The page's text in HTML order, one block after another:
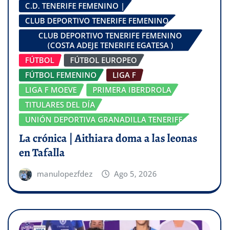
C.D. TENERIFE FEMENINO |
CLUB DEPORTIVO TENERIFE FEMENINO
CLUB DEPORTIVO TENERIFE FEMENINO
(COSTA ADEJE TENERIFE EGATESA )
FÚTBOL
FÚTBOL EUROPEO
FÚTBOL FEMENINO
LIGA F
LIGA F MOEVE
PRIMERA IBERDROLA
TITULARES DEL DÍA
UNIÓN DEPORTIVA GRANADILLA TENERIFE
La crónica | Aithiara doma a las leonas
en Tafalla
manulopezfdez Ago 5, 2026